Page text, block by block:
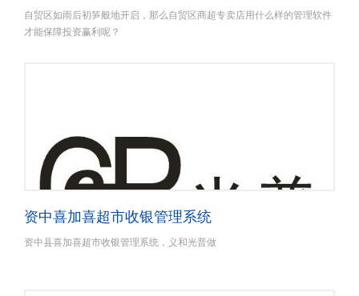
自贸区如雨后初笋般地开启，那么自贸区商超专卖店用什么样的管理软件
才能保障投资赢利呢？
资中喜加喜超市收银管理系统
资中县喜加喜超市收银管理系统，义和光普做